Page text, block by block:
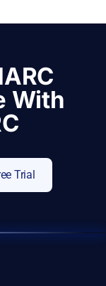
With
Trial